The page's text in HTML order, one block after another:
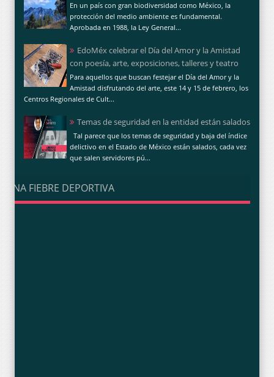
En un país con gran biodiversidad como México, la
protección del medio ambiente es fundamental.
Aprobada en 1988, la Ley General...
EdoMéx celebrar el Día del Amor y la Amistad
con poesía, arte, exposiciones, talleres y teatro
Para aquellos que buscan festejar el Día del Amor y la
Amistad disfrutando del arte, este 14 y 15 de febrero, los
Centros Regionales de Cult...
Temas de seguridad en la entidad están salados
Tal parece que los temas de seguridad y baja del índice
delictivo en el Estado de México están salados, cada vez
que salen servidores pú...
UNA FIEBRE DEPORTIVA